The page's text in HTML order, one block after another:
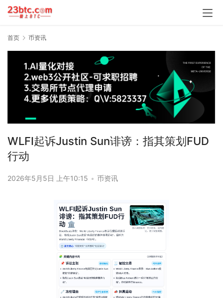
首页 币资讯
WLFI起诉Justin Sun诽谤：指其策划FUD
行动
2026年5月5日 上午10:15 • 币资讯